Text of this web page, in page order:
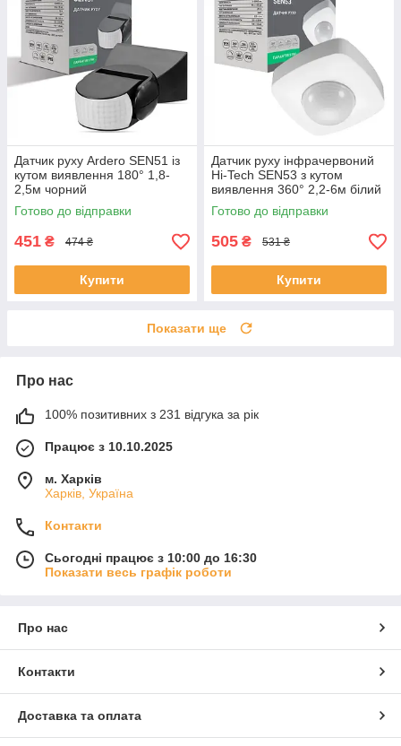
Датчик руху Ardero SEN51 із
кутом виявлення 180° 1,8-
2,5м чорний
Готово до відправки
451 ₴ 474 ₴
Купити
Датчик руху інфрачервоний
Hi-Tech SEN53 з кутом
виявлення 360° 2,2-6м білий
Готово до відправки
505 ₴ 531 ₴
Купити
Показати ще
Про нас
100% позитивних з 231 відгука за рік
Працює з 10.10.2025
м. Харків
Харків, Україна
Контакти
Сьогодні працює з 10:00 до 16:30
Показати весь графік роботи
Про нас
Контакти
Доставка та оплата